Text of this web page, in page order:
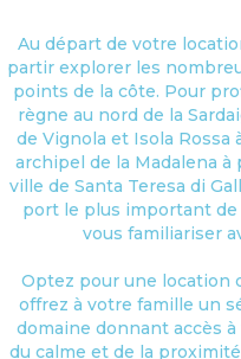
Au départ de votre
partir explorer les
points de la côte. Pour
règne au nord de la
de Vignola et Isola Rossa
archipel de la Madalena à
ville de Santa Teresa di
port le plus important de
vous familiariser
Optez pour une location
offrez à votre famille un
domaine donnant accès
du calme et de la